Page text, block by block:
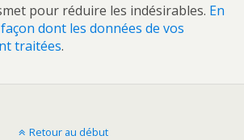
pour réduire les indésirables. En
dont les données de vos
traitées.
Retour au début